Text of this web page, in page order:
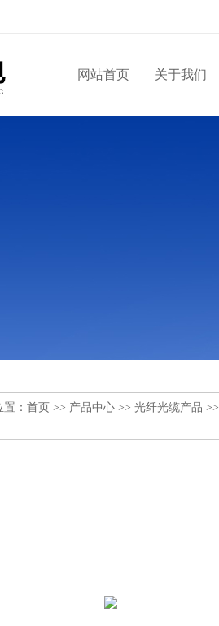
网站首页 关于我们
： 首页 >> 产品中心 >> 光纤光缆产品 >>